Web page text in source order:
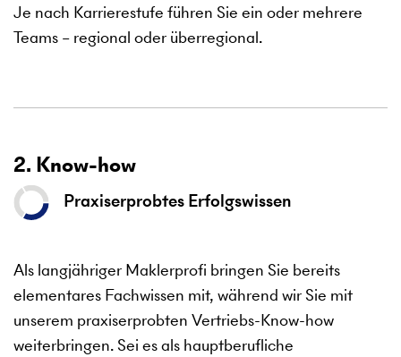
Je nach Karrierestufe führen Sie ein oder mehrere
Teams – regional oder überregional.
2. Know-how
Praxiserprobtes Erfolgswissen
Als langjähriger Maklerprofi bringen Sie bereits
elementares Fachwissen mit, während wir Sie mit
unserem praxiserprobten Vertriebs-Know-how
weiterbringen. Sei es als hauptberufliche